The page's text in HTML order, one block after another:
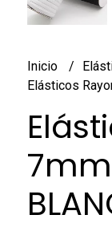
Inicio
Elásticos